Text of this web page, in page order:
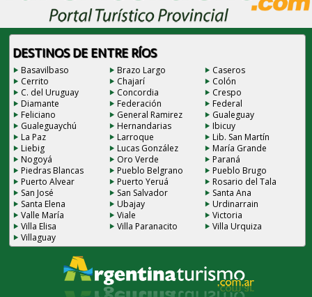
DESTINOS DE ENTRE RÍOS
Basavilbaso Brazo Largo
Caseros
Cerrito
Chajarí
Colón
C. del Uruguay
Concordia
Crespo
Diamante
Federación
Federal
Feliciano
General Ramirez
Gualeguay
Gualeguaychú
Hernandarias
Ibicuy
La Paz
Larroque
Lib. San Martín
Liebig
Lucas González
María Grande
Nogoyá
Oro Verde
Paraná
Piedras Blancas
Pueblo Belgrano
Pueblo Brugo
Puerto Alvear
Puerto Yeruá
Rosario del Tala
San José
San Salvador
Santa Ana
Santa Elena
Ubajay
Urdinarrain
Valle María
Viale
Victoria
Villa Elisa
Villa Paranacito
Villa Urquiza
Villaguay